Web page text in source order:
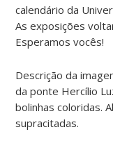
calendário da
As exposições
Esperamos vocês!
Descrição da
da ponte Hercílio
bolinhas coloridas.
supracitadas.